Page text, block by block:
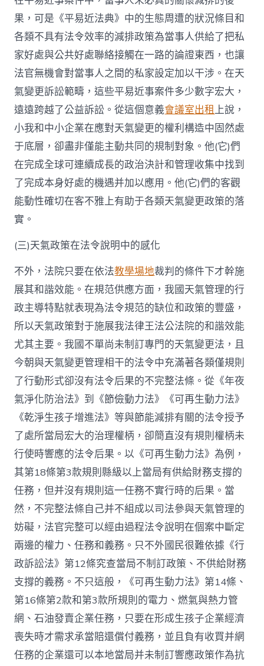
果，可是《平易近法典》中的生態周遭的狀況條目和
各類不具有法令效率的減排政策為當事人供給了把私
家好處與公共好處聯絡接觸在一路的論證東西，也讓
法官無機會對當事人之間的私家設定加以干涉。在天
氣變更訴訟範疇，這些平易近事案件多少數字宏大，
遠遠跨越了公益訴訟。從這個意義會議室出租上說，
小我和中小企業在應對天氣變更的權利構造中固然處
于底層，卻盡非僅能主動共同的規制對象。他(它)們
在完成全球可連續成長的政治決計和管理收集中找到
了完成本身好處的機遇并加以應用。他(它)們的客觀
能動性確切在客不雅上有助于各類天氣變更政策的落
實。
(三)天氣政策在法令說明中的感化
不外，法院只要在依法教學場地裁判的條件下才幹施
展其和諧效能。在規范供應方面，我國天氣管理的行
政主導特點就表現為法令規范的缺位和政策的豐盛，
所以天氣政策對于施展我法律王法公法院的和諧效能
尤其主要。我國不單尚未制訂專門的天氣變更法，且
今朝與天氣變更管理相干的法令中充滿著各類僅規則
了行動形式卻沒有法令后果的不完整法條。從《年夜
氣淨化防治法》到《節儉動力法》《可再生動力法》
《乾淨生孩子增進法》等與節能減排有關的法令授予
了處所當局宏大的治理權柄，卻簡直沒有規則權柄未
行使時響應的法令后果。以《可再生動力法》為例，
其第18條第3款規則縣級以上當局有供給財務支撐的
任務，但并沒有規則這一任務不實行時的后果。當
然，不完整法條自己并不組成以司法參與天氣管理的
妨礙，法官完整可以經由過程法令說明在個案中斷定
兩邊的權力、任務和義務。只不外國民很難依據《行
政訴訟法》第12條究查當局不制訂政策、不供給財務
支撐的義務。不只這般，《可再生動力法》第14條、
第16條第2款和第3款所規則的電力、燃氣與熱力管
網、石油發賣企業任務，只要在形成生孩子企業經濟
喪失時才需求承當賠還償付義務，並且負有收買并網
任務的企業還可以本地當局并未制訂響應政策作為抗